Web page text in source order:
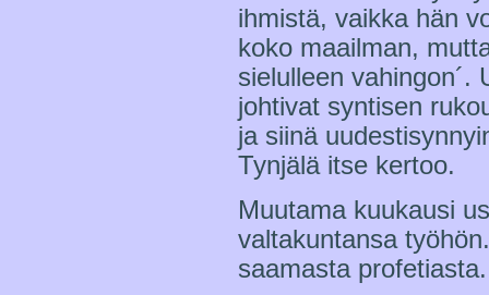
ihmistä, vaikka hän
koko maailman,
sielulleen vahingon´.
johtivat syntisen
ja siinä
Tynjälä itse kertoo.
Muutama kuukausi
valtakuntansa
saamasta profetiasta.